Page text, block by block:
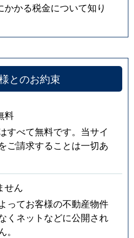
かかる税金について知り
とのお約束
料
すべて無料です。当サイ
ご請求することは一切あ
せん
ってお客様の不動産物件
くネットなどに公開され